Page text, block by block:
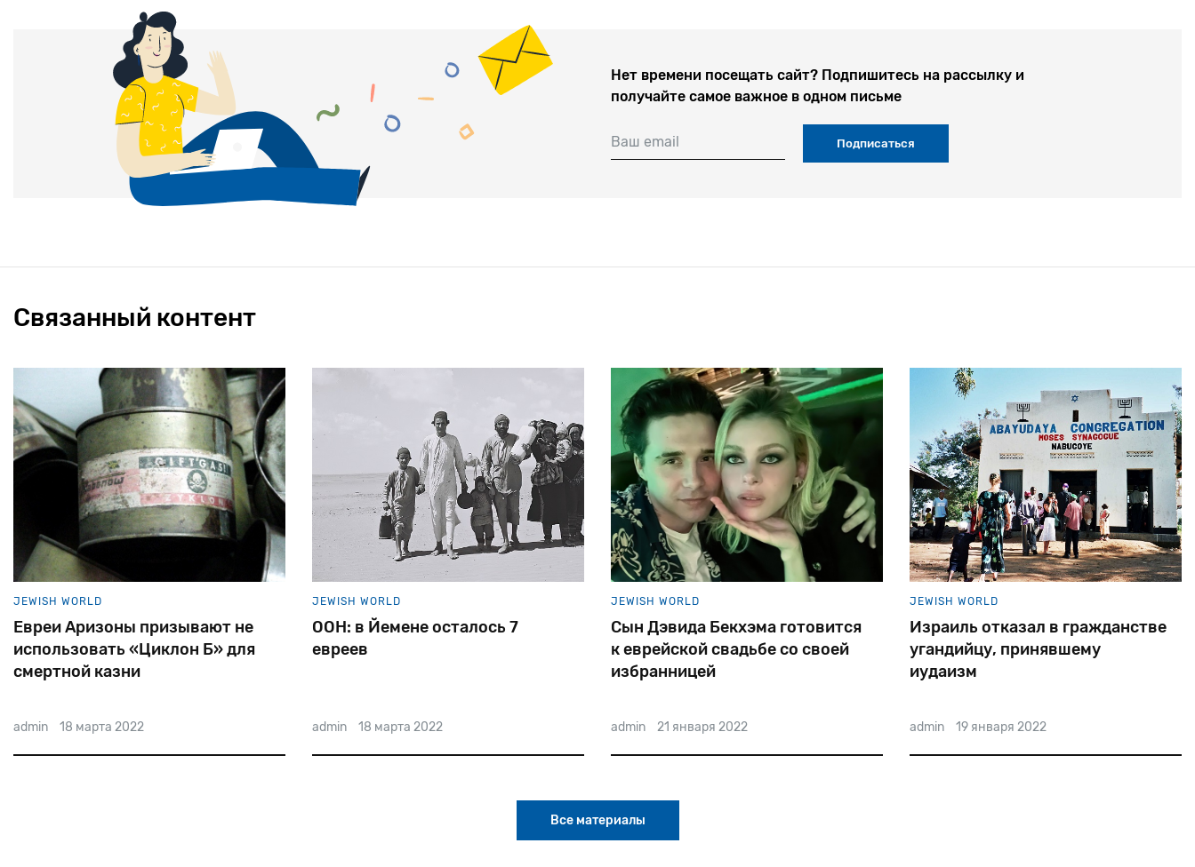
Нет времени посещать сайт? Подпишитесь на рассылку и
получайте самое важное в одном письме
Ваш email
Связанный контент
JEWISH WORLD
Евреи Аризоны призывают не
использовать «Циклон Б» для
смертной казни
admin 18 марта 2022
JEWISH WORLD
ООН: в Йемене осталось 7
евреев
admin 18 марта 2022
JEWISH WORLD
Сын Дэвида Бекхэма готовится
к еврейской свадьбе со своей
избранницей
admin 21 января 2022
JEWISH WORLD
Израиль отказал в гражданстве
угандийцу, принявшему
иудаизм
admin 19 января 2022
Все материалы